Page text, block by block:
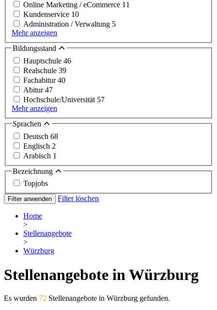
Online Marketing / eCommerce 11
Kundenservice 10
Administration / Verwaltung 5
Mehr anzeigen
Bildungsstand
Hauptschule 46
Realschule 39
Fachabitur40
Abitur47
Hochschule/Universität 57
Mehr anzeigen
Sprachen
Deutsch 68
Englisch 2
Arabisch 1
Bezeichnung
Topjobs
Filter anwenden Filter löschen
Home
>
Stellenangebote
>
Würzburg
Stellenangebote in Würzburg
Es wurden 72 Stellenangebote in Würzburg gefunden.